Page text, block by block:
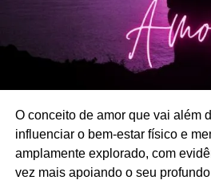
Elevador, Locomotiva, Águia
Cachorrinho, Ervilha, Papoila
O conceito de amor que vai além
influenciar o bem-estar físico e
amplamente explorado, com
vez mais apoiando o seu